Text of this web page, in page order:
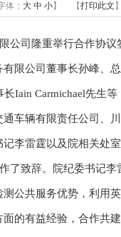
体： 大 中 小】 【打印此文 】
公司隆重举行合作协
限公司董事长孙峰、
Iain Carmichael先生
车辆有限责任公司、
李雷霆以及院相关处
致辞。院纪委书记李
公共服务优势，利用
的有益经验，合作共